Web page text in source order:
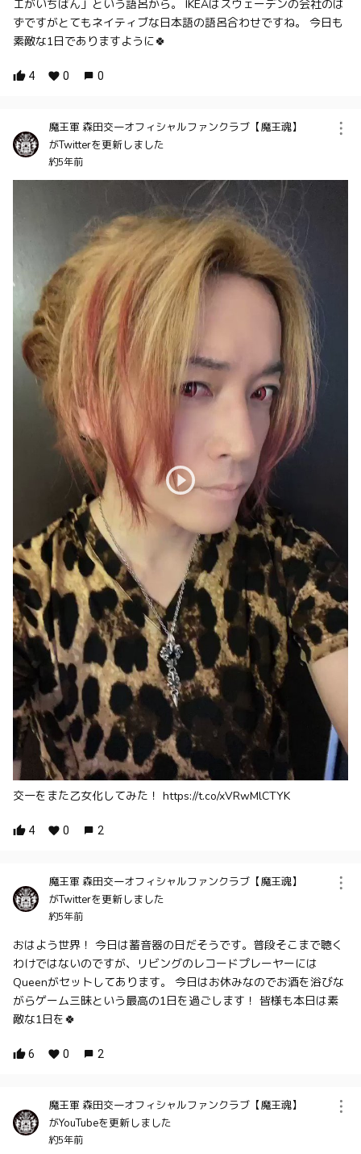
エがいちばん」という語呂から。 IKEAはスウェーデンの会社のは
ずですがとてもネイティブな日本語の語呂合わせですね。 今日も
素敵な1日でありますように🍀
4 0 0
魔王軍 森田交一オフィシャルファンクラブ【魔王魂】
がTwitterを更新しました
約5年前
交一をまた乙女化してみた！ https://t.co/xVRwMlCTYK
4 0 2
魔王軍 森田交一オフィシャルファンクラブ【魔王魂】
がTwitterを更新しました
約5年前
おはよう世界！ 今日は蓄音器の日だそうです。普段そこまで聴く
わけではないのですが、リビングのレコードプレーヤーには
Queenがセットしてあります。 今日はお休みなのでお酒を浴びな
がらゲーム三昧という最高の1日を過ごします！ 皆様も本日は素
敵な1日を🍀
6 0 2
魔王軍 森田交一オフィシャルファンクラブ【魔王魂】
がYouTubeを更新しました
約5年前